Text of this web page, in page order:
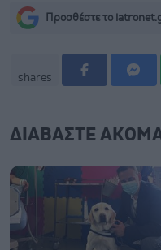
Προσθέστε το
shares
ΔΙΑΒΑΣΤΕ